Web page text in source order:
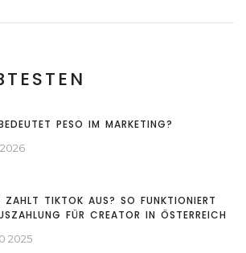
PESO IM MARKETING?
ZAHLT TIKTOK AUS? SO FUNKTIONIERT
FÜR CREATOR IN ÖSTERREICH
2025